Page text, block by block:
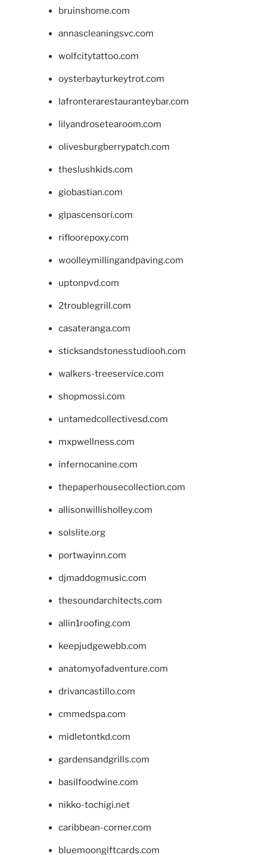
bruinshome.com
annascleaningsvc.com
wolfcitytattoo.com
oysterbayturkeytrot.com
lafronterarestauranteybar.com
lilyandrosetearoom.com
olivesburgberrypatch.com
theslushkids.com
giobastian.com
glpascensori.com
rifloorepoxy.com
woolleymillingandpaving.com
uptonpvd.com
2troublegrill.com
casateranga.com
sticksandstonesstudiooh.com
walkers-treeservice.com
shopmossi.com
untamedcollectivesd.com
mxpwellness.com
infernocanine.com
thepaperhousecollection.com
allisonwillisholley.com
solslite.org
portwayinn.com
djmaddogmusic.com
thesoundarchitects.com
allin1roofing.com
keepjudgewebb.com
anatomyofadventure.com
drivancastillo.com
cmmedspa.com
midletontkd.com
gardensandgrills.com
basilfoodwine.com
nikko-tochigi.net
caribbean-corner.com
bluemoongiftcards.com